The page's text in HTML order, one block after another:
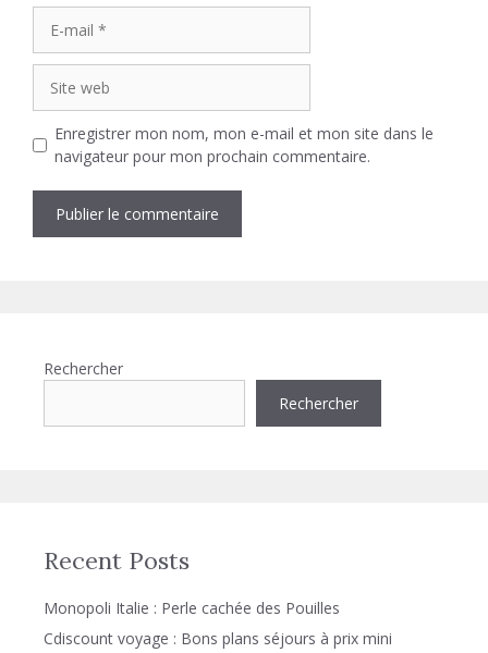
mail
web
Enregistrer mon nom, mon e-mail et mon site dans le
navigateur pour mon prochain commentaire.
Rechercher
Rechercher
Recent Posts
Monopoli Italie : Perle cachée des Pouilles
Cdiscount voyage : Bons plans séjours à prix mini